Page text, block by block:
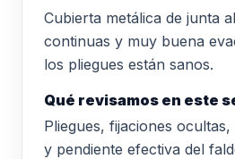
Cubierta metálica de junta
continuas y muy buena
los pliegues están sanos.
Qué revisamos en este
Pliegues, fijaciones
y pendiente efectiva del